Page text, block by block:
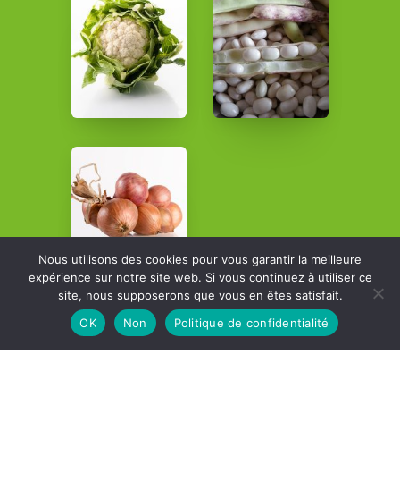
Nous utilisons des cookies pour vous garantir la meilleure
expérience sur notre site web. Si vous continuez à utiliser ce
site, nous supposerons que vous en êtes satisfait.
OK
Non Politique de confidentialité